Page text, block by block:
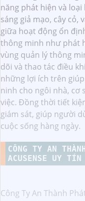
năng phát hiện và
sáng giả mạo, cây
giữa hoạt động ổn
thông minh như phát
vùng quản lý thông
dõi và thao tác điều
những lợi ích trên
ninh cho ngôi nhà, cơ
việc. Đồng thời tiết
giám sát, giúp người
cuộc sống hàng ngày.
CÔNG TY AN
ACUSENSE UY TÍN
Công Ty An Thành